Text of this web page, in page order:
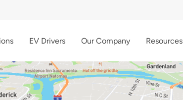
EV Drivers Our Company Resources